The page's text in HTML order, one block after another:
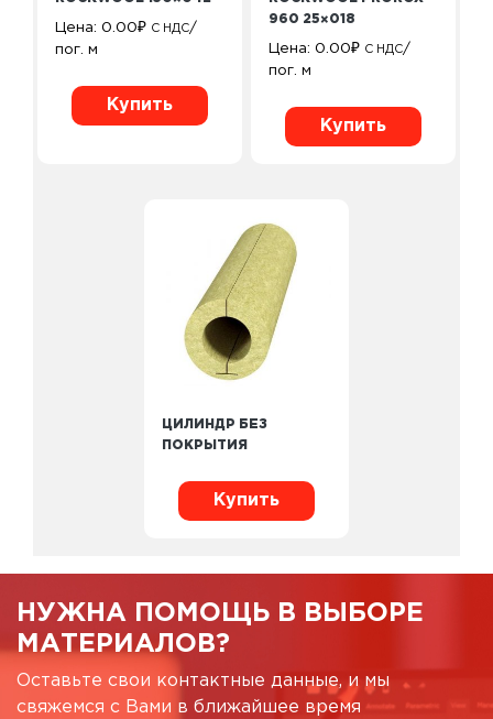
Цена: 0.00₽ С НДС/
пог. м
Купить
960 25×018
Цена: 0.00₽ С НДС/
пог. м
Купить
ЦИЛИНДР БЕЗ
ПОКРЫТИЯ
Купить
НУЖНА ПОМОЩЬ В ВЫБОРЕ
МАТЕРИАЛОВ?
Оставьте свои контактные данные, и мы
свяжемся с Вами в ближайшее время